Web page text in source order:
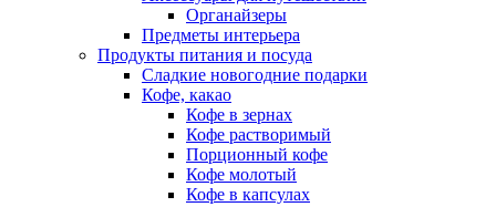
Органайзеры
Предметы интерьера
Продукты питания и посуда
Сладкие новогодние подарки
Кофе, какао
Кофе в зернах
Кофе растворимый
Порционный кофе
Кофе молотый
Кофе в капсулах